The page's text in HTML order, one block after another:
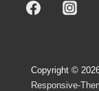
Copyright ©
Responsive-